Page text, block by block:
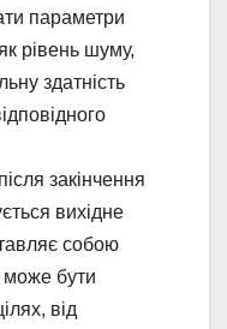
параметри
рівень шуму,
здатність
закінчення
вихідне
собою
може бути
від